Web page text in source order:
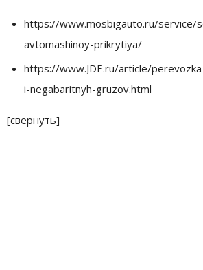
https://www.mosbigauto.ru/service/
avtomashinoy-prikrytiya/
https://www.JDE.ru/article/
i-negabaritnyh-gruzov.html
[свернуть]